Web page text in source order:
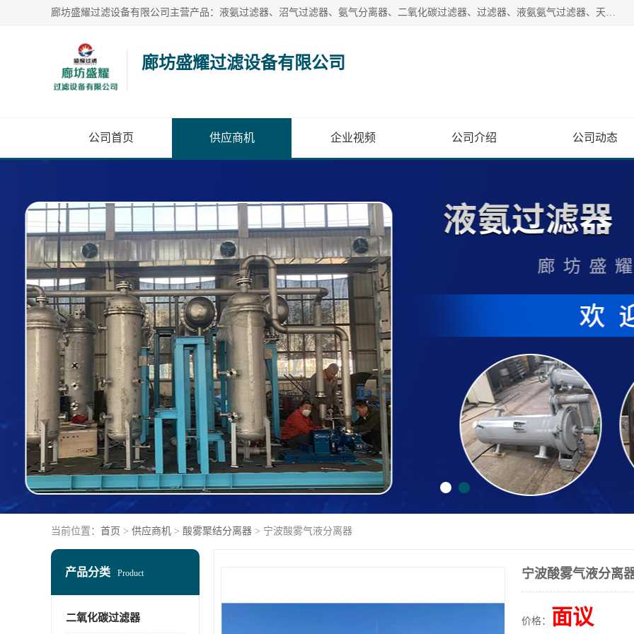
廊坊盛耀过滤设备有限公司主营产品：液氨过滤器、沼气过滤器、氨气分离器、二氧化碳过滤器、过滤器、液氨氨气过滤器、天然气过滤器、管道过滤器、*过滤器、液氨除油除水过滤器、氨气除油除水过滤器、焦炉煤气除焦油过滤器等。
廊坊盛耀过滤设备有限公司
公司首页 供应商机 企业视频 公司介绍 公司动态
当前位置： 首页 > 供应商机 > 酸雾聚结分离器 > 宁波酸雾气液分离器
产品分类 Product
二氧化碳过滤器
宁波酸雾气液分离
价格： 面议